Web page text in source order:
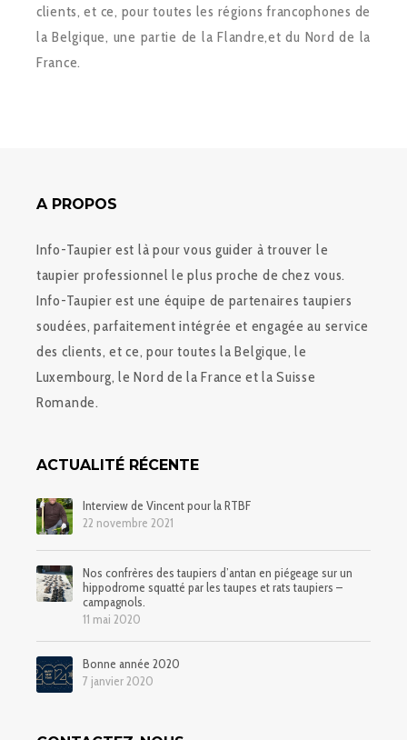
clients, et ce, pour toutes les régions francophones de
la Belgique, une partie de la Flandre,et du Nord de la
France.
A PROPOS
Info-Taupier est là pour vous guider à trouver le
taupier professionnel le plus proche de chez vous.
Info-Taupier est une équipe de partenaires taupiers
soudées, parfaitement intégrée et engagée au service
des clients, et ce, pour toutes la Belgique, le
Luxembourg, le Nord de la France et la Suisse
Romande.
ACTUALITÉ RÉCENTE
Interview de Vincent pour la RTBF
22 novembre 2021
Nos confrères des taupiers d’antan en piégeage sur un
hippodrome squatté par les taupes et rats taupiers –
campagnols.
11 mai 2020
Bonne année 2020
7 janvier 2020